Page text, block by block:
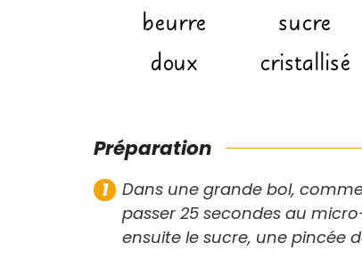
beurre
doux
sucre
cristallisé
Préparation
Dans une grande bol,
passer 25 secondes au
ensuite le sucre, une pincée